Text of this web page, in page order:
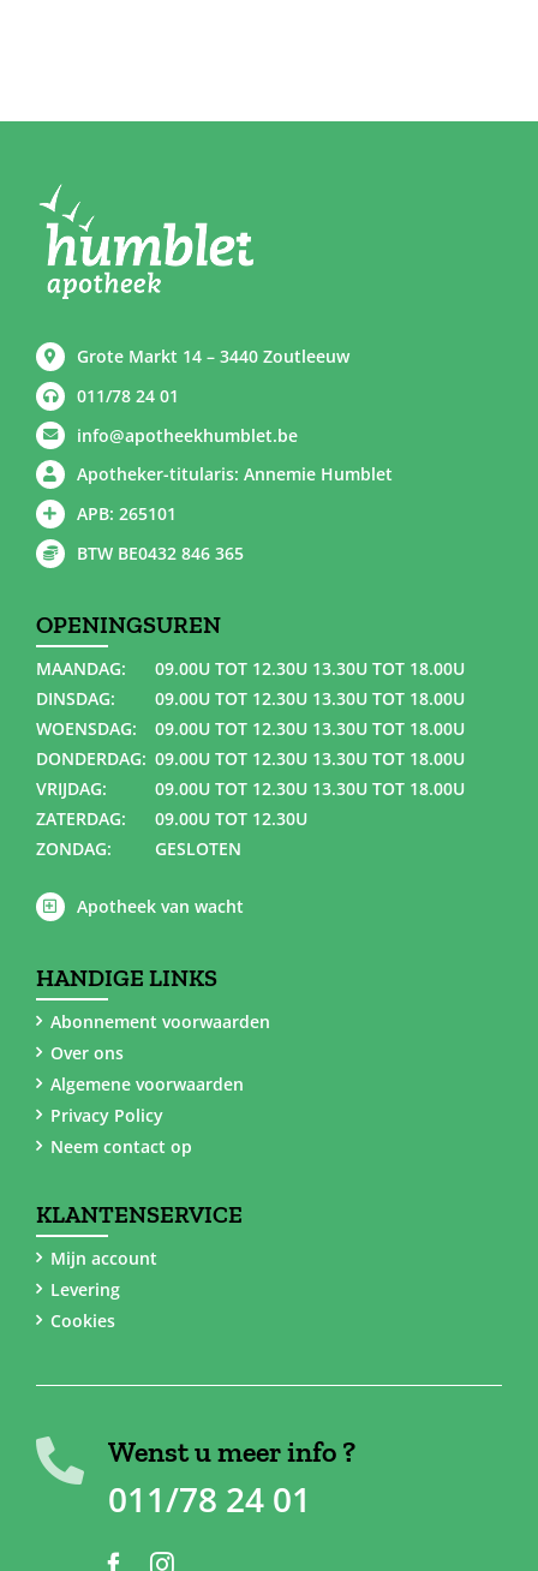
Grote Markt 14 – 3440 Zoutleeuw
011/78 24 01
info@apotheekhumblet.be
Apotheker-titularis: Annemie Humblet
APB: 265101
BTW BE0432 846 365
OPENINGSUREN
MAANDAG:
09.00U TOT 12.30U 13.30U TOT 18.00U
DINSDAG:
09.00U TOT 12.30U 13.30U TOT 18.00U
WOENSDAG:
09.00U TOT 12.30U 13.30U TOT 18.00U
DONDERDAG: 09.00U TOT 12.30U 13.30U TOT 18.00U
VRIJDAG:
09.00U TOT 12.30U 13.30U TOT 18.00U
ZATERDAG:
09.00U TOT 12.30U
ZONDAG:
GESLOTEN
Apotheek van wacht
HANDIGE LINKS
Abonnement voorwaarden
Over ons
Algemene voorwaarden
Privacy Policy
Neem contact op
KLANTENSERVICE
Mijn account
Levering
Cookies
Wenst u meer info ?
011/78 24 01